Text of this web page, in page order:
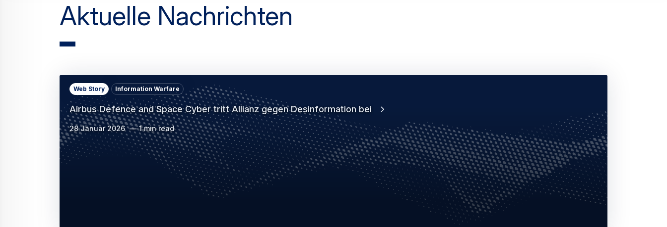
Aktuelle Nachrichten
Airbus Defence and Space Cyber tritt Allianz gegen Desinformation bei
Web Story Information Warfare
28 Januar 2026 1 min read